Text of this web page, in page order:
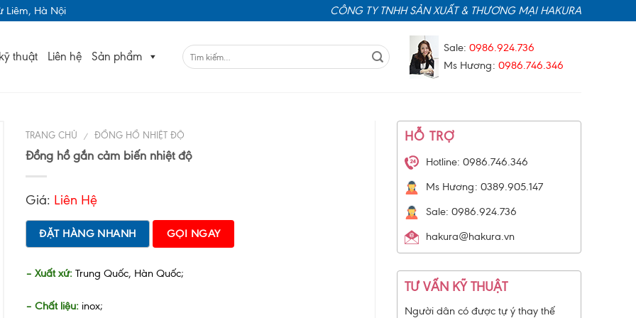
Liêm, Hà Nội CÔNG TY TNHH SẢN XUẤT & THƯƠNG MẠI HAKURA
Sản phẩm
thuật Liên hệ
Sale: 0986.924.736
Ms Hương: 0986.746.346
TRANG CHỦ / ĐỒNG HỒ NHIỆT ĐỘ
Đồng hồ gắn cảm biến nhiệt độ
Giá: Liên Hệ
ĐẶT HÀNG NHANH GỌI NGAY
– Xuất xứ: Trung Quốc, Hàn Quốc;
– Chất liệu: inox;
HỖ TRỢ
Hotline: 0986.746.346
Ms Hương: 0389.905.147
Sale: 0986.924.736
hakura@hakura.vn
TƯ VẤN KỸ THUẬT
Người dân có được tự ý thay thế